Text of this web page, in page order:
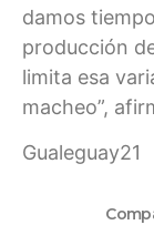
damos
producción
limita esa
macheo”,
Gualeguay21